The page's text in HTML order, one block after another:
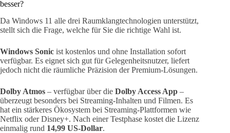
besser?
Da Windows 11 alle drei Raumklangtechnologien unterstützt,
stellt sich die Frage, welche für Sie die richtige Wahl ist.
Windows Sonic ist kostenlos und ohne Installation sofort
verfügbar. Es eignet sich gut für Gelegenheitsnutzer, liefert
jedoch nicht die räumliche Präzision der Premium-Lösungen.
Dolby Atmos – verfügbar über die Dolby Access App –
überzeugt besonders bei Streaming-Inhalten und Filmen. Es
hat ein stärkeres Ökosystem bei Streaming-Plattformen wie
Netflix oder Disney+. Nach einer Testphase kostet die Lizenz
einmalig rund 14,99 US-Dollar.